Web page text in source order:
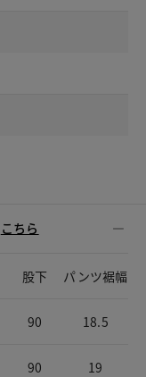
こちら
股下 パンツ裾幅
90 18.5
90 19